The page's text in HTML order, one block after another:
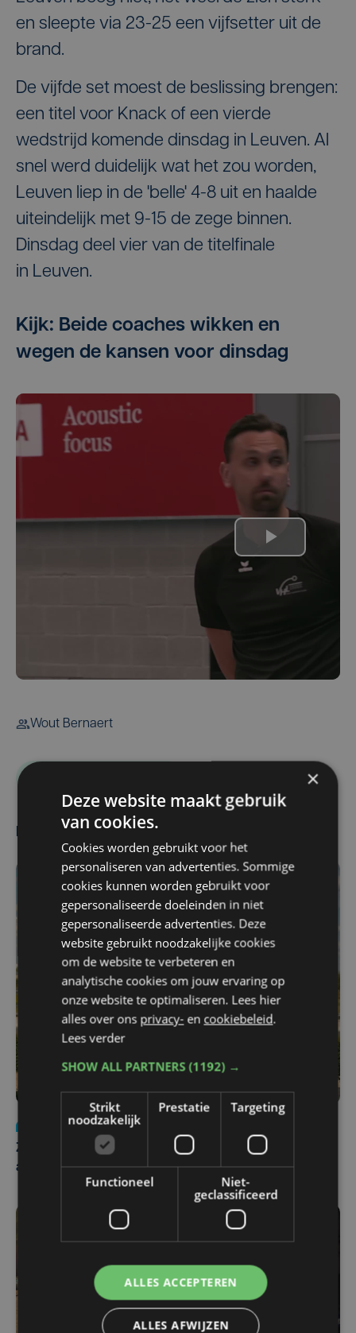
en sleepte via 23-25 een vijfsetter uit de
brand.
De vijfde set moest de beslissing brengen:
een titel voor Knack of een vierde
wedstrijd komende dinsdag in Leuven. Al
snel werd duidelijk wat het zou worden,
Leuven liep in de 'belle' 4-8 uit en haalde
uiteindelijk met 9-15 de zege binnen.
Dinsdag deel vier van de titelfinale
in Leuven.
Kijk: Beide coaches wikken en
wegen de kansen voor dinsdag
Wout Bernaert
Meest gelezen
Nieuws Update
Zwaar ongeval op E403 in Izegem: drie rijstroken
afgesloten
×
Deze website maakt gebruik
van cookies.
Cookies worden gebruikt voor het
personaliseren van advertenties. Sommige
cookies kunnen worden gebruikt voor
gepersonaliseerde doeleinden in niet
gepersonaliseerde advertenties. Deze
website gebruikt noodzakelijke cookies
om de website te verbeteren en
analytische cookies om jouw ervaring op
onze website te optimaliseren. Lees hier
alles over ons privacy- en cookiebeleid.
Lees verder
SHOW ALL PARTNERS(1192) →
Strikt
noodzakelijk
Prestatie Targeting
Functioneel
Niet-
geclassificeerd
ALLES ACCEPTEREN
ALLES AFWIJZEN